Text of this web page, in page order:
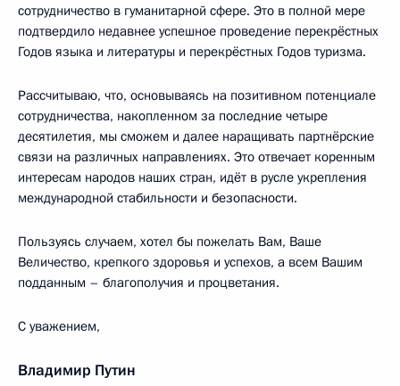
сотрудничество в гуманитарной сфере. Это в полной мере
подтвердило недавнее успешное проведение перекрёстных
Годов языка и литературы и перекрёстных Годов туризма.
Рассчитываю, что, основываясь на позитивном потенциале
сотрудничества, накопленном за последние четыре
десятилетия, мы сможем и далее наращивать партнёрские
связи на различных направлениях. Это отвечает коренным
интересам народов наших стран, идёт в русле укрепления
международной стабильности и безопасности.
Пользуясь случаем, хотел бы пожелать Вам, Ваше
Величество, крепкого здоровья и успехов, а всем Вашим
подданным – благополучия и процветания.
С уважением,
Владимир Путин